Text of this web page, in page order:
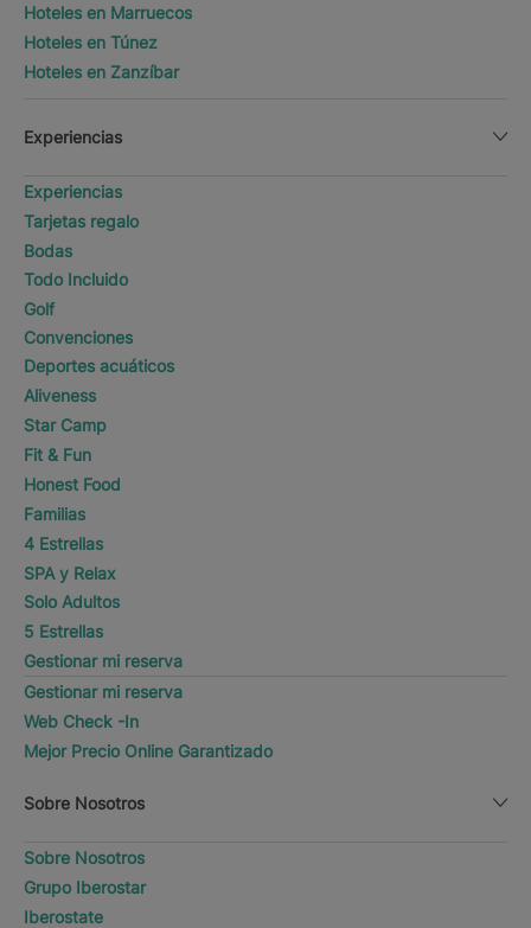
Hoteles en Marruecos
Hoteles en Túnez
Hoteles en Zanzíbar
Experiencias
Experiencias
Tarjetas regalo
Bodas
Todo Incluido
Golf
Convenciones
Deportes acuáticos
Aliveness
Star Camp
Fit & Fun
Honest Food
Familias
4 Estrellas
SPA y Relax
Solo Adultos
5 Estrellas
Gestionar mi reserva
Gestionar mi reserva
Web Check -In
Mejor Precio Online Garantizado
Sobre Nosotros
Sobre Nosotros
Grupo Iberostar
Iberostate